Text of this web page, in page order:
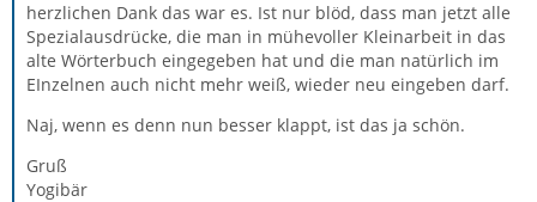
herzlichen Dank das war es. Ist nur blöd, dass man jetzt alle
Spezialausdrücke, die man in mühevoller Kleinarbeit in das
alte Wörterbuch eingegeben hat und die man natürlich im
EInzelnen auch nicht mehr weiß, wieder neu eingeben darf.
Naj, wenn es denn nun besser klappt, ist das ja schön.
Gruß
Yogibär